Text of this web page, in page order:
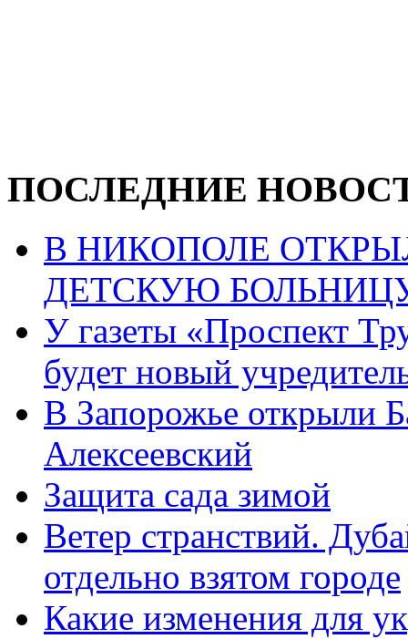
ПОСЛЕДНИЕ
В НИКОПОЛЕ
ДЕТСКУЮ
У газеты «Проспект
будет новый
В Запорожье открыли
Алексеевский
Защита сада зимой
Ветер странствий.
отдельно взятом городе
Какие изменения для